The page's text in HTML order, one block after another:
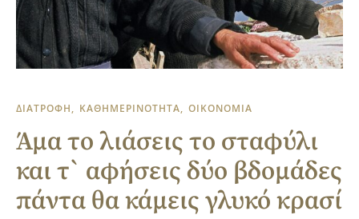
ΔΙΑΤΡΟΦΗ ΚΑΘΗΜΕΡΙΝΟΤΗΤΑ ΟΙΚΟΝΟΜΙΑ
Άμα το λιάσεις το σταφύλι
και τ` αφήσεις δύο βδομάδες
πάντα θα κάμεις γλυκό κρασί